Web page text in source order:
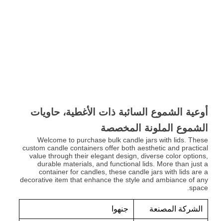
أوعية الشموع السائبة ذات الأغطية، حاويات
الشموع الملونة المخصصة
Welcome to purchase bulk candle jars with lids. These
custom candle containers offer both aesthetic and practical
value through their elegant design, diverse color options,
durable materials, and functional lids. More than just a
container for candles, these candle jars with lids are a
decorative item that enhance the style and ambiance of any
space.
الشركة المصنعة جنهوا